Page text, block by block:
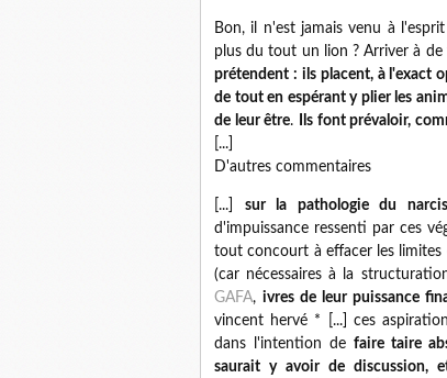
Bon, il n'est jamais venu à
plus du tout un lion ? Arriver à
prétendent : ils placent, à l'exact
de tout en espérant y plier les
de leur être. Ils font prévaloir,
[...]
D'autres commentaires
[...] sur la pathologie du
d'impuissance ressenti par ces
tout concourt à effacer les
(car nécessaires à la
GAFA, ivres de leur puissance
vincent hervé * [...] ces
dans l'intention de faire taire
saurait y avoir de discussion,